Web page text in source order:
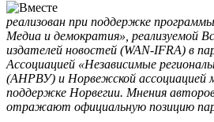
реализован при поддержке
Медиа и демократия», реализуемой
издателей новостей (WAN-IFRA) в
Ассоциацией «Независимые
(АНРВУ) и Норвежской ассоциацией
поддержке Норвегии. Мнения
отражают официальную позицию